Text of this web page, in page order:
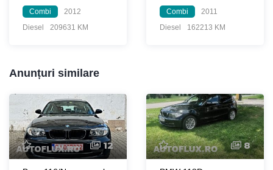
Combi
2012
Diesel
209631 KM
Combi
2011
Diesel
162213 KM
Anunțuri similare
12 8